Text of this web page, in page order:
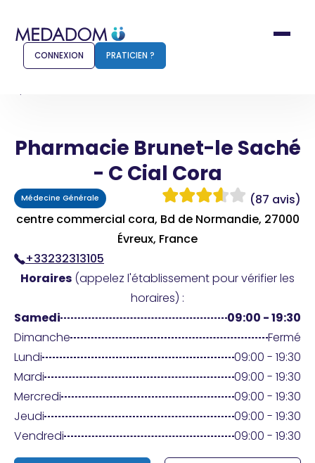
Comment ça marche ?
Pour les patients
Pharmacien
Connexion
Praticien ?
CONNEXION PRATICIEN ?
Pharmacie Brunet-le Saché
- C Cial Cora
Médecine Générale
(87 avis)
centre commercial cora, Bd de Normandie, 27000
Évreux, France
+33232313105
Horaires (appelez l'établissement pour vérifier les
horaires) :
Samedi
09:00 - 19:30
Dimanche
Fermé
Lundi
09:00 - 19:30
Mardi
09:00 - 19:30
Mercredi
09:00 - 19:30
Jeudi
09:00 - 19:30
Vendredi
09:00 - 19:30